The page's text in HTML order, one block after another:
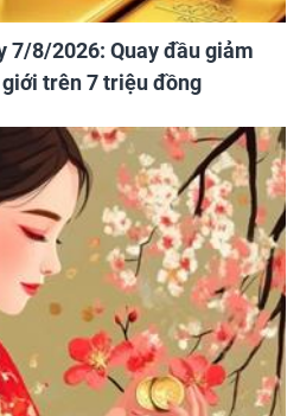
7/8/2026: Quay đầu giảm
trên 7 triệu đồng